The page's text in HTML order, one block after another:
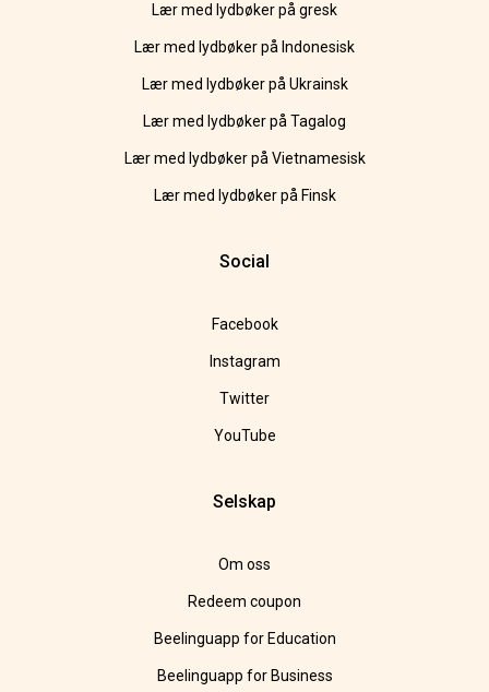
Lær med lydbøker på gresk
Lær med lydbøker på Indonesisk
Lær med lydbøker på Ukrainsk
Lær med lydbøker på Tagalog
Lær med lydbøker på Vietnamesisk
Lær med lydbøker på Finsk
Social
Facebook
Instagram
Twitter
YouTube
Selskap
Om oss
Redeem coupon
Beelinguapp for Education
Beelinguapp for Business